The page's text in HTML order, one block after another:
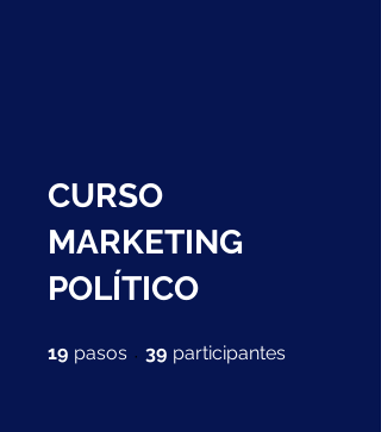
CURSO
MARKETING
POLÍTICO
19 pasos 19 pasos
39 participantes